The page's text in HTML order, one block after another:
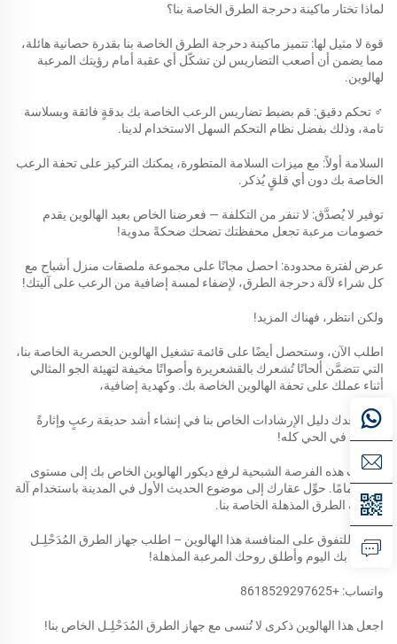
لماذا تختار ماكينة دحرجة الطرق الخاصة بنا؟
قوة لا مثيل لها: تتميز ماكينة دحرجة الطرق الخاصة بنا بقدرة حصانية هائلة،
مما يضمن أن أصعب التضاريس لن تشكّل أي عقبة أمام رؤيتك المرعبة
لهالوين.
‍♂️ تحكم دقيق: قم بضبط تضاريس الرعب الخاصة بك بدقةٍ فائقة وبسلاسة
تامة، وذلك بفضل نظام التحكم السهل الاستخدام لدينا.
السلامة أولاً: مع ميزات السلامة المتطورة، يمكنك التركيز على تحفة الرعب
الخاصة بك دون أي قلقٍ يُذكر.
توفير لا يُصدَّق: لا تنفر من التكلفة — فعرضنا الخاص بعيد الهالوين يقدم
خصومات مرعبة تجعل محفظتك تضحك ضحكةً مدوية!
عرض لفترة محدودة: احصل مجانًا على مجموعة ملصقات منزل أشباح مع
كل شراء لآلة دحرجة الطرق، لإضفاء لمسة إضافية من الرعب على آليتك!
ولكن انتظر، فهناك المزيد!
اطلب الآن، وستحصل أيضًا على قائمة تشغيل الهالوين الحصرية الخاصة بنا،
التي تتضمَّن ألحانًا تُشعرك بالقشعريرة وأصواتًا مخيفة لتهيئة الجو المثالي
أثناء عملك على تحفة الهالوين الخاصة بك. وكهدية إضافية،
سيساعدك دليل الإرشادات الخاص بنا في إنشاء أشد حديقة رعبٍ وإثارةً
للرُّعب في الحي كله!
لا تفوِّت هذه الفرصة الشبحية لرفع ديكور الهالوين الخاص بك إلى مستوى
جديد تمامًا. حوِّل عقارك إلى موضوع الحديث الأول في المدينة باستخدام آلة
دحرجة الطرق المذهلة الخاصة بنا.
استعد للتفوق على المنافسة هذا الهالوين – اطلب جهاز الطرق المُدَحْلِـل
الخاص بك اليوم وأطلق روحك المرعبة المذهلة!
واتساب: +8618529297625
اجعل هذا الهالوين ذكرى لا تُنسى مع جهاز الطرق المُدَحْلِـل الخاص بنا!